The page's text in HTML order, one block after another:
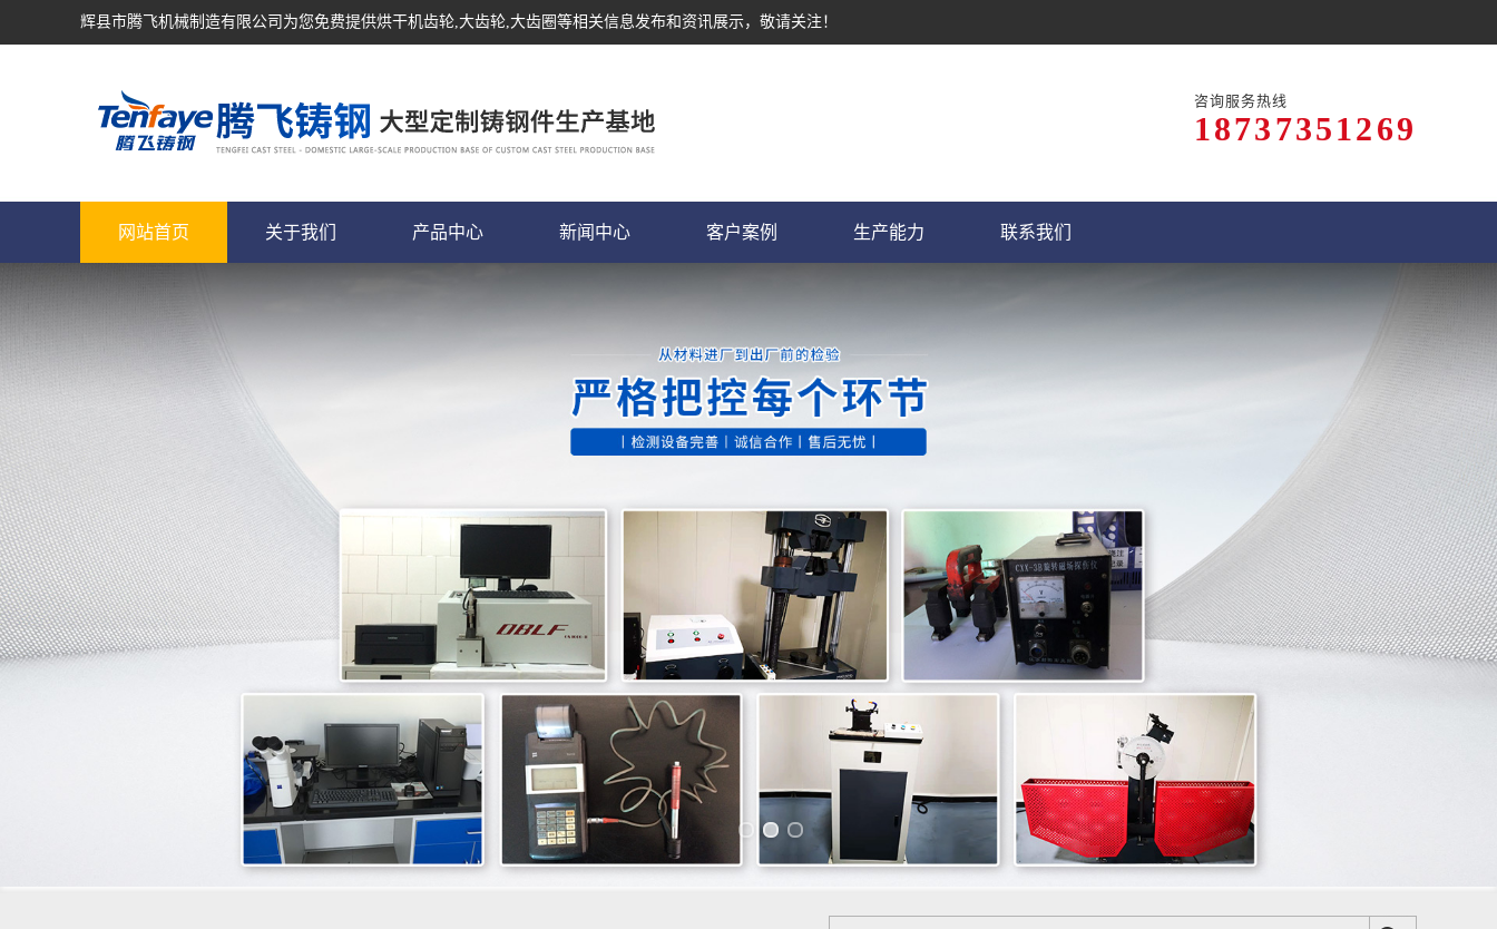
辉县市腾飞机械制造有限公司为您免费提供烘干机齿轮,大齿轮,大齿圈等相关信息发布和资讯展示，敬请关注！
咨询服务热线
18737351269
网站首页 关于我们 产品中心 新闻中心 客户案例 生产能力 联系我们